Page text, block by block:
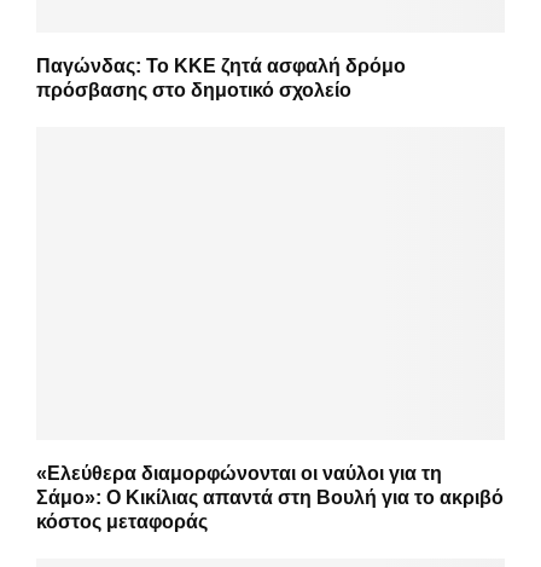
Παγώνδας: Το ΚΚΕ ζητά ασφαλή δρόμο
πρόσβασης στο δημοτικό σχολείο
«Ελεύθερα διαμορφώνονται οι ναύλοι για τη
Σάμο»: Ο Κικίλιας απαντά στη Βουλή για το ακριβό
κόστος μεταφοράς